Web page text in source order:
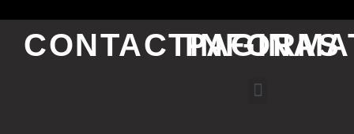
PAGINAS
Menu